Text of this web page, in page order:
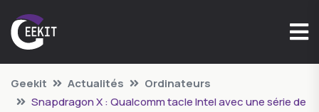
Geekit Actualités
Ordinateurs
Snapdragon X : Qualcomm tacle Intel avec une série de